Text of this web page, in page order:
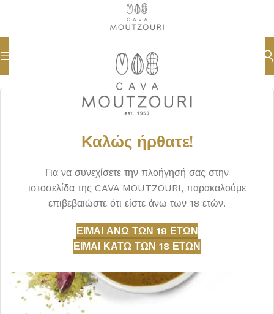
Καλώς ήρθατε!
Για να συνεχίσετε την πλοήγησή σας στην
ιστοσελίδα της CAVA MOUTZOURI, παρακαλούμε
επιβεβαιώστε ότι είστε άνω των 18 ετών.
ΕΊΜΑΙ ΆΝΩ ΤΩΝ 18 ΕΤΏΝ
ΕΊΜΑΙ ΚΆΤΩ ΤΩΝ 18 ΕΤΏΝ
Αρχική σελίδα DELICATESSEN ΠΑΣΤΑ ΞΗΡΩΝ ΚΑΡΠΩΝ